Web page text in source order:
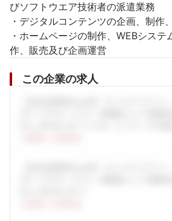
びソフトウエア技術者の派遣業務
・デジタルコンテンツの企画、制作
・ホームページの制作、WEBシステ
作、販売及び企画運営
この企業の求人